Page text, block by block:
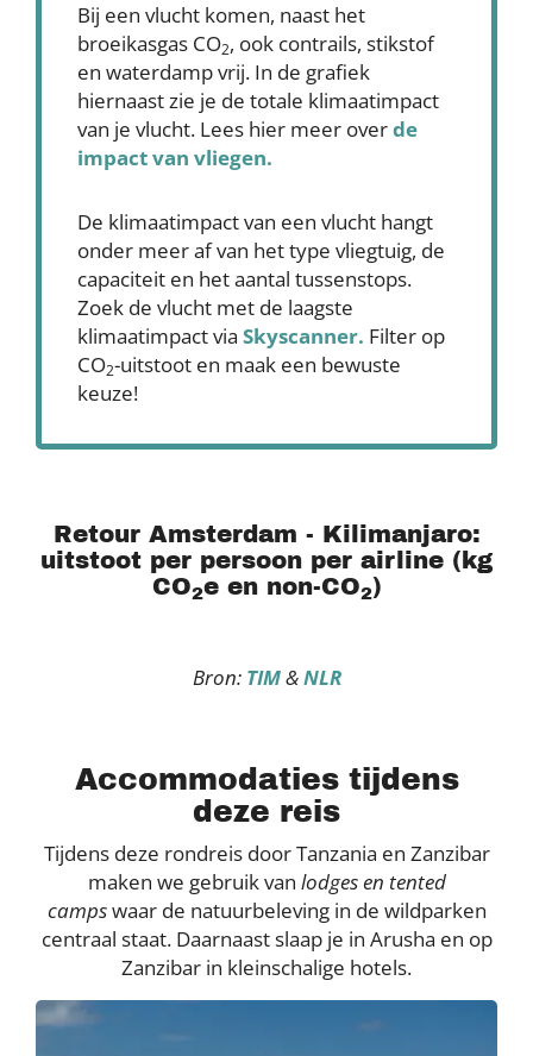
Bij een vlucht komen, naast het
broeikasgas CO2, ook contrails, stikstof
en waterdamp vrij. In de grafiek
hiernaast zie je de totale klimaatimpact
van je vlucht. Lees hier meer overde
impact van vliegen.
De klimaatimpact van een vlucht hangt
onder meer af van het type vliegtuig, de
capaciteit en het aantal tussenstops.
Zoek de vlucht met de laagste
klimaatimpact via Skyscanner. Filter op
CO2-uitstoot en maak een bewuste
keuze!
Retour Amsterdam - Kilimanjaro:
uitstoot per persoon per airline (kg
CO2e en non-CO2)
Bron: TIM&NLR
Accommodaties tijdens
deze reis
Tijdens deze rondreis door Tanzania en Zanzibar
maken we gebruik van lodges en tented
campswaar de natuurbeleving in de wildparken
centraal staat. Daarnaast slaap je in Arusha en op
Zanzibar in kleinschalige hotels.